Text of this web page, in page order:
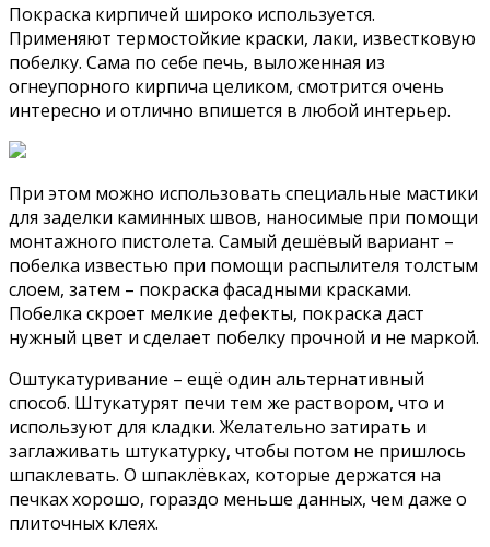
Покраска кирпичей широко используется.
Применяют термостойкие краски, лаки, известковую
побелку. Сама по себе печь, выложенная из
огнеупорного кирпича целиком, смотрится очень
интересно и отлично впишется в любой интерьер.
При этом можно использовать специальные мастики
для заделки каминных швов, наносимые при помощи
монтажного пистолета. Самый дешёвый вариант –
побелка известью при помощи распылителя толстым
слоем, затем – покраска фасадными красками.
Побелка скроет мелкие дефекты, покраска даст
нужный цвет и сделает побелку прочной и не маркой.
Оштукатуривание – ещё один альтернативный
способ. Штукатурят печи тем же раствором, что и
используют для кладки. Желательно затирать и
заглаживать штукатурку, чтобы потом не пришлось
шпаклевать. О шпаклёвках, которые держатся на
печках хорошо, гораздо меньше данных, чем даже о
плиточных клеях.